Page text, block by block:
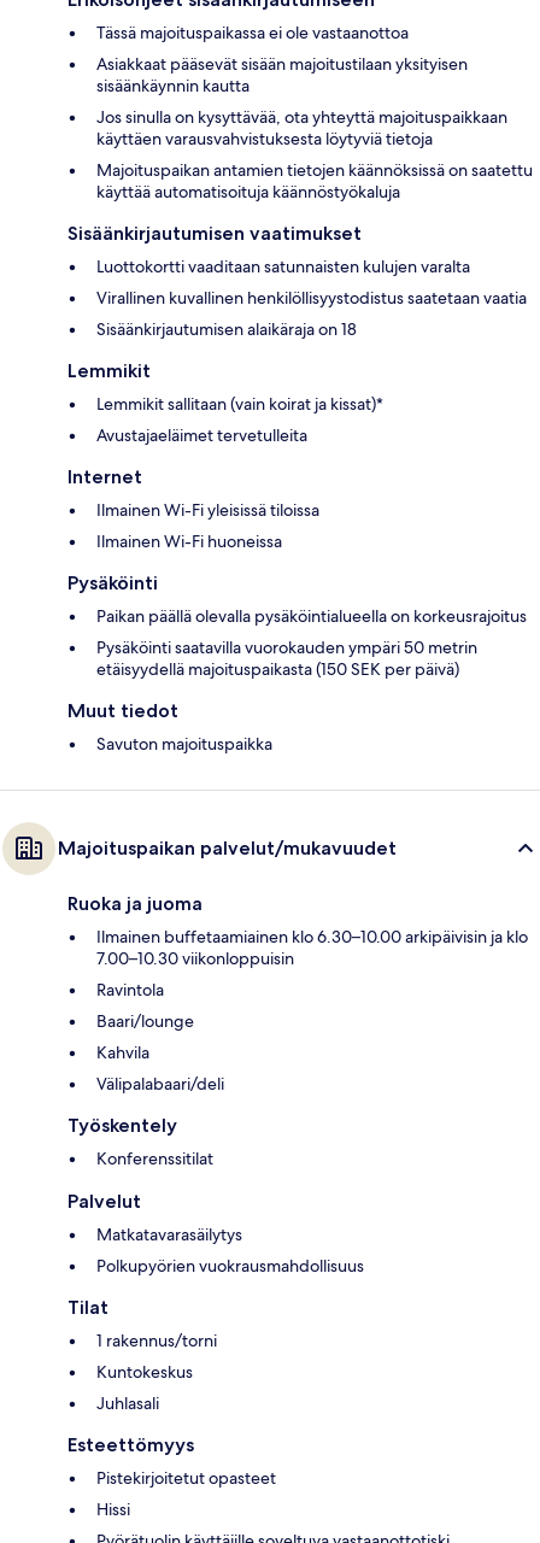
Tässä majoituspaikassa ei ole vastaanottoa
Asiakkaat pääsevät sisään majoitustilaan yksityisen
sisäänkäynnin kautta
Jos sinulla on kysyttävää, ota yhteyttä majoituspaikkaan
käyttäen varausvahvistuksesta löytyviä tietoja
Majoituspaikan antamien tietojen käännöksissä on saatettu
käyttää automatisoituja käännöstyökaluja
Sisäänkirjautumisen vaatimukset
Luottokortti vaaditaan satunnaisten kulujen varalta
Virallinen kuvallinen henkilöllisyystodistus saatetaan vaatia
Sisäänkirjautumisen alaikäraja on 18
Lemmikit
Lemmikit sallitaan (vain koirat ja kissat)*
Avustajaeläimet tervetulleita
Internet
Ilmainen Wi-Fi yleisissä tiloissa
Ilmainen Wi-Fi huoneissa
Pysäköinti
Paikan päällä olevalla pysäköintialueella on korkeusrajoitus
Pysäköinti saatavilla vuorokauden ympäri 50 metrin
etäisyydellä majoituspaikasta (150 SEK per päivä)
Muut tiedot
Savuton majoituspaikka
Majoituspaikan palvelut/mukavuudet
Ruoka ja juoma
Ilmainen buffetaamiainen klo 6.30–10.00 arkipäivisin ja klo
7.00–10.30 viikonloppuisin
Ravintola
Baari/lounge
Kahvila
Välipalabaari/deli
Työskentely
Konferenssitilat
Palvelut
Matkatavarasäilytys
Polkupyörien vuokrausmahdollisuus
Tilat
1 rakennus/torni
Kuntokeskus
Juhlasali
Esteettömyys
Pistekirjoitetut opasteet
Hissi